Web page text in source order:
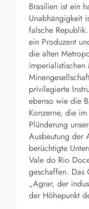
Brasilien ist ein
Unabhängigkeit
falsche
ein Produzent
die alten
privilegierte
ebenso wie die
Konzerne, die
Plünderung
Ausbeutung der
berüchtigte
Vale do Rio
geschaffen. Das
„Agrar, der
der Höhepunkt